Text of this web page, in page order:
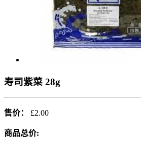
寿司紫菜 28g
售价： £2.00
商品总价: